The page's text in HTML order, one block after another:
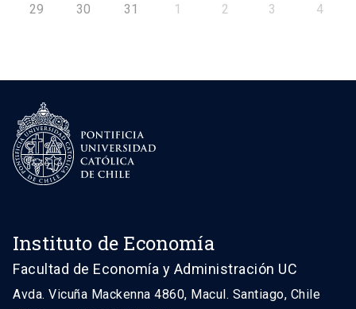
29 30 31 1 2 3 4
Instituto de Economía
Facultad de Economía y Administración UC
Avda. Vicuña Mackenna 4860, Macul. Santiago, Chile